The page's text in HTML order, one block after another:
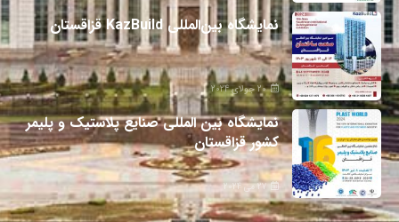
نمایشگاه بین‌المللی KazBuild قزاقستان
20 جولای 2024
نمایشگاه بین المللی صنایع پلاستیک و پلیمر
کشور قزاقستان
27 می 2024